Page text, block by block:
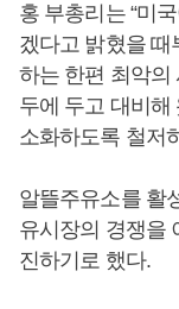
홍 부총리는 “미
겠다고 밝혔을 때
하는 한편 최악의
두에 두고 대비해
소화하도록 철저
알뜰주유소를 활
유시장의 경쟁을
진하기로 했다.